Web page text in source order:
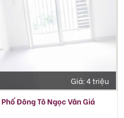
Giá:4 triệu
Đông Tô Ngọc Vân Giá